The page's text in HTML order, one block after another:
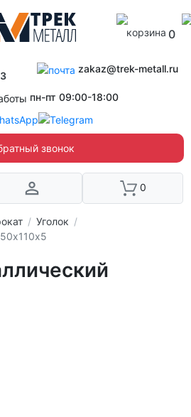
0
zakaz@trek-metall.ru
пн-пт 09:00-18:00
звонок
0
Уголок